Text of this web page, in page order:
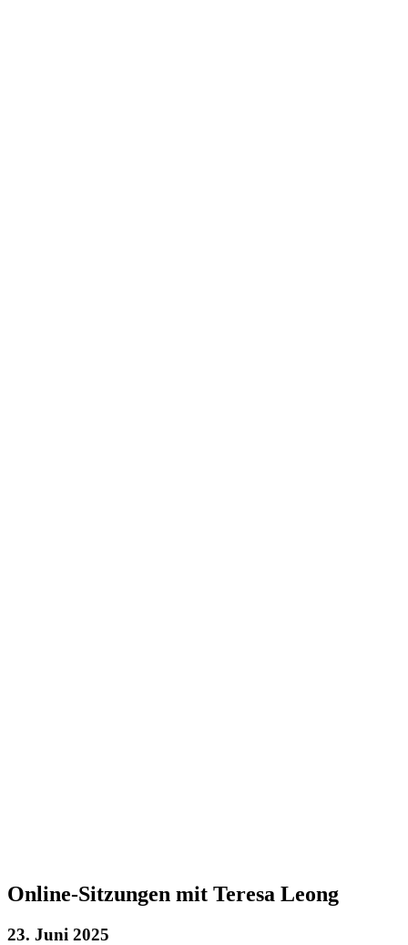
Online-Sitzungen mit Teresa Leong
23. Juni 2025